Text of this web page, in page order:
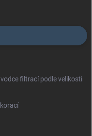
filtrací podle velikosti